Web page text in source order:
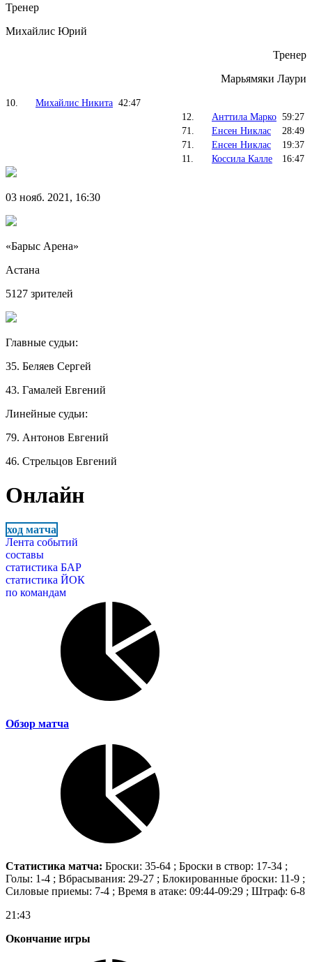
Тренер
Михайлис Юрий
Тренер
Марьямяки Лаури
10. Михайлис Никита 42:47
12.
Анттила Марко 59:27
71.
Енсен Никлас
28:49
71.
Енсен Никлас
19:37
11.
Коссила Калле 16:47
03 нояб. 2021, 16:30
«Барыс Арена»
Астана
5127 зрителей
Главные судьи:
35. Беляев Сергей
43. Гамалей Евгений
Линейные судьи:
79. Антонов Евгений
46. Стрельцов Евгений
Онлайн
ход матча
Лента событий
составы
статистика БАР
статистика ЙОК
по командам
Обзор матча
Статистика матча: Броски: 35-64 ; Броски в створ: 17-34 ;
Голы: 1-4 ; Вбрасывания: 29-27 ; Блокированные броски: 11-9 ;
Силовые приемы: 7-4 ; Время в атаке: 09:44-09:29 ; Штраф: 6-8
21:43
Окончание игры